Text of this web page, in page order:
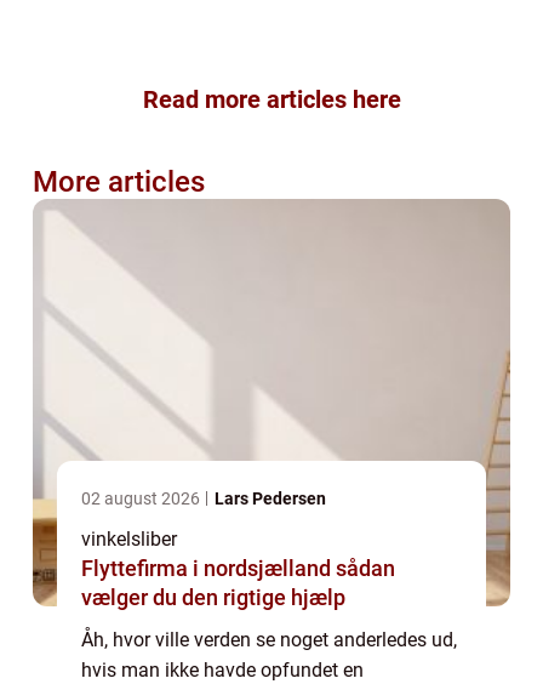
Read more articles here
More articles
02 august 2026 Lars Pedersen
vinkelsliber
Flyttefirma i nordsjælland sådan
vælger du den rigtige hjælp
Åh, hvor ville verden se noget anderledes ud,
hvis man ikke havde opfundet en